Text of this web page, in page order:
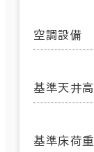
空調設備
基準天井高
基準床荷重